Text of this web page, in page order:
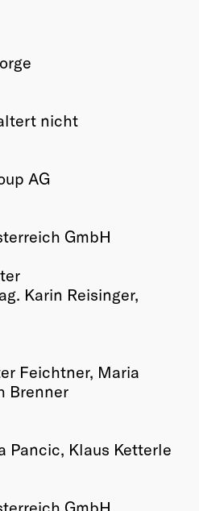
nicht
AG
GmbH
Karin Reisinger,
Feichtner, Maria
Brenner
Pancic, Klaus Ketterle
GmbH